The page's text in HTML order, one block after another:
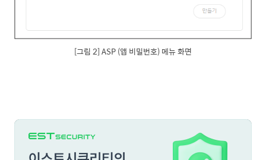
[그림 2] ASP (앱 비밀번호) 메뉴 화면